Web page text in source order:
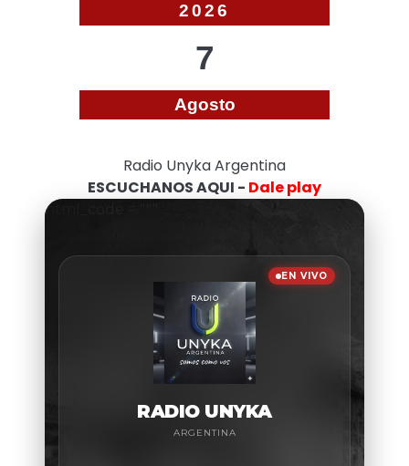
2026
7
Agosto
Radio Unyka Argentina
ESCUCHANOS AQUI - Dale play